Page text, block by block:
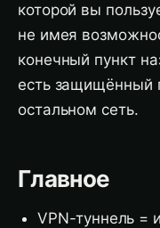
которой вы
не имея
конечный пункт
есть защищённый
остальном сеть.
Главное
VPN-туннель =